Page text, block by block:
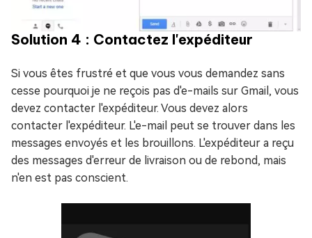
Solution 4 : Contactez l'expéditeur
Si vous êtes frustré et que vous vous demandez sans
cesse pourquoi je ne reçois pas d'e-mails sur Gmail, vous
devez contacter l'expéditeur. Vous devez alors
contacter l'expéditeur. L'e-mail peut se trouver dans les
messages envoyés et les brouillons. L'expéditeur a reçu
des messages d'erreur de livraison ou de rebond, mais
n'en est pas conscient.